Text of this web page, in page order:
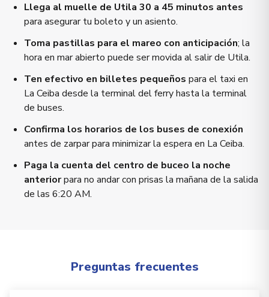
Llega al muelle de Utila 30 a 45 minutos antes
para asegurar tu boleto y un asiento.
Toma pastillas para el mareo con anticipación; la
hora en mar abierto puede ser movida al salir de Utila.
Ten efectivo en billetes pequeños para el taxi en
La Ceiba desde la terminal del ferry hasta la terminal
de buses.
Confirma los horarios de los buses de conexión
antes de zarpar para minimizar la espera en La Ceiba.
Paga la cuenta del centro de buceo la noche
anteriorpara no andar con prisas la mañana de la salida
de las 6:20 AM.
Preguntas frecuentes